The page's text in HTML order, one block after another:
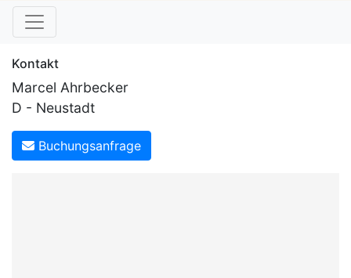
Kontakt
Marcel Ahrbecker
D - Neustadt
Buchungsanfrage